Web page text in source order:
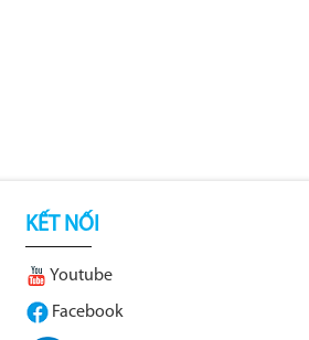
KẾT NỐI
Youtube
Facebook